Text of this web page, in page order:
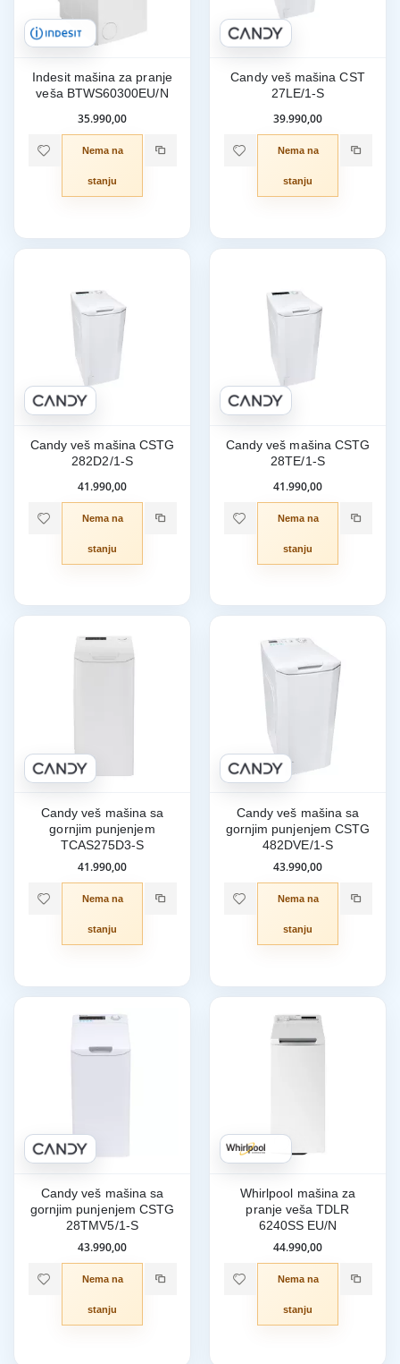
Indesit mašina za pranje
veša BTWS60300EU/N
35.990,00
Nema na
stanju
Candy veš mašina CST
27LE/1-S
39.990,00
Nema na
stanju
Candy veš mašina CSTG
282D2/1-S
41.990,00
Nema na
stanju
Candy veš mašina CSTG
28TE/1-S
41.990,00
Nema na
stanju
Candy veš mašina sa
gornjim punjenjem
TCAS275D3-S
41.990,00
Nema na
stanju
Candy veš mašina sa
gornjim punjenjem CSTG
482DVE/1-S
43.990,00
Nema na
stanju
Candy veš mašina sa
gornjim punjenjem CSTG
28TMV5/1-S
43.990,00
Nema na
stanju
Whirlpool mašina za
pranje veša TDLR
6240SS EU/N
44.990,00
Nema na
stanju